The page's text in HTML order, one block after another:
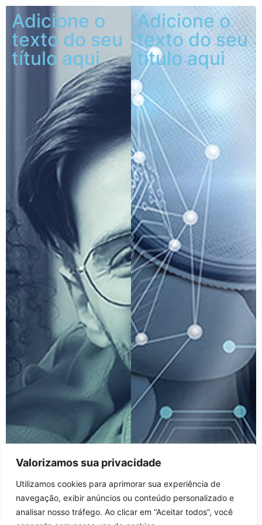
Valorizamos sua privacidade
Utilizamos cookies para aprimorar sua experiência de
navegação, exibir anúncios ou conteúdo personalizado e
analisar nosso tráfego. Ao clicar em “Aceitar todos”, você
Adicione o
texto do seu
título aqui
Adicione o
texto do seu
título aqui